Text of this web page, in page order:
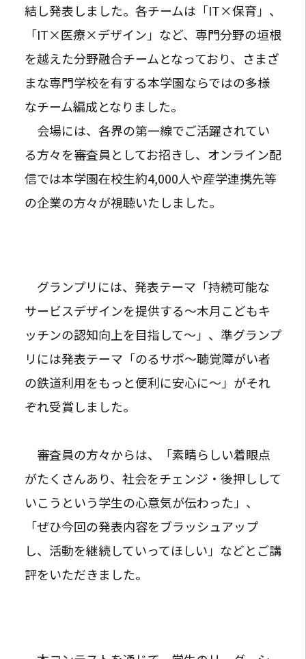
結し発表しました。各チームは「IT×保育」、
「IT×医療×デザイン」など、専門分野の垣根
を越えた分野融合チームとなっており、さまざ
まな専門学校を有する本学園ならではの多様
なチーム編成となりました。
会場には、各界の第一線でご活躍されてい
る方々を審査員としてお招きし、オンライン配
信では本学園在校生約4,000人や産学連携先等
の企業の方々が視聴いたしました。
グランプリには、発表テーマ「持続可能な
サービスデザインを提供する〜木月こどもキ
ッチンの認知向上を目指して〜」、準グランプ
リには発表テーマ「のるサポ〜聴覚障がい者
の鉄道利用をもっと便利に安心に〜」がそれ
ぞれ受賞しました。
審査員の方々からは、「素晴らしい着眼点
がたくさんあり、社会をチェンジ・後押しして
いこうという学生の心意気が伝わった」、
「ぜひ今回の発表内容をブラッシュアップ
し、活動を継続していってほしい」などとご講
評をいただきました。